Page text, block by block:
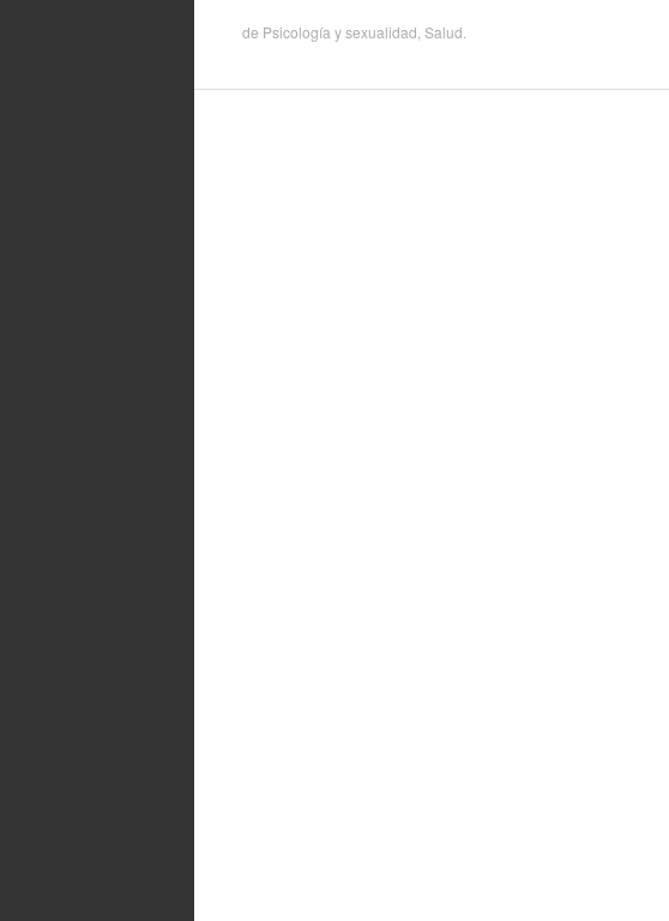
de Psicología y sexualidad Salud